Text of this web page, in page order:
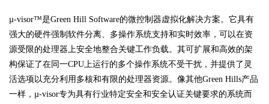
µ-visor™是Green Hill Software的微控制器虚拟化解决方案。它具有
强大的硬件强制软件分离、多操作系统支持和实时效率，可以在资
源受限的处理器上安全地整合关键工作负载。其可扩展和高效的架
构保证了在同一CPU上运行的多个操作系统不受干扰，并提供了灵
活选项以充分利用多核和有限的处理器资源。像其他Green Hills产品
一样，µ-visor专为具有行业特定安全和安全认证关键要求的系统而